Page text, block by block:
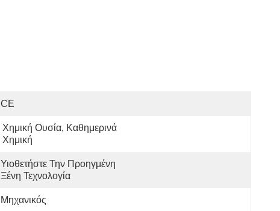
CE
Χημική Ουσία, Καθημερινά
Χημική
Υιοθετήστε Την Προηγμένη
Ξένη Τεχνολογία
Μηχανικός